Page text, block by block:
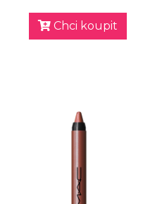
Chci koupit